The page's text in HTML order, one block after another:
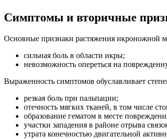
Симптомы и вторичные
Основные признаки растяжения
сильная боль в области икры;
невозможность опереться на
Выраженность симптомов обуславливает
резкая боль при пальпации;
отечность мягких тканей, в том числе
образование гематом в месте
участки западения в районе отрыва
утрата конечностью двигательной